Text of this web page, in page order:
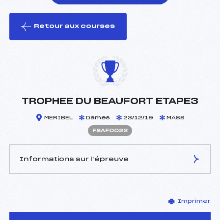
le ski
Retour aux courses
TROPHEE DU BEAUFORT ETAPE3
MERIBEL Dames 23/12/19 MASS
FSAF0022
Informations sur l’épreuve
CLEYRAT CYRIL (SA)
D.T Adjoint :
ROUSTAIN JEAN PAUL
Imprimer